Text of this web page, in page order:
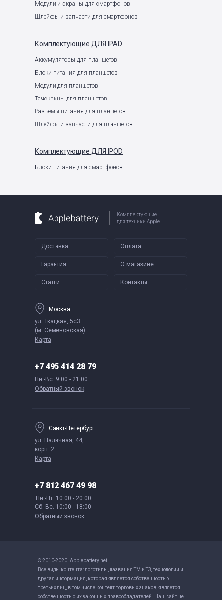
Модули и экраны для смартфонов
Шлейфы и запчасти для смартфонов
Комплектующие ДЛЯ IPAD
Аккумуляторы для планшетов
Блоки питания для планшетов
Модули для планшетов
Тачскрины для планшетов
Разъемы питания для планшетов
Шлейфы и запчасти для планшетов
Комплектующие ДЛЯ IPOD
Блоки питания для смартфонов
Комплектующие
для техники Apple
Доставка Оплата
Гарантия О магазине
Статьи Контакты
Москва
ул. Ткацкая, 5с3
(м. Семеновская)
Карта
+7 495 414 28 79
Пн.-Вс. 9:00 - 21:00
Обратный звонок
Санкт-Петербург
ул. Наличная, 44,
корп. 2
Карта
+7 812 467 49 98
Пн.-Пт. 10:00 - 20:00
Сб.-Вс. 10:00 - 18:00
Обратный звонок
© 2010-2020. Applebattery.net
Все виды контента: логотипы, названия ТМ и ТЗ, технологии и
другая информация, которая является собственностью
третьих лиц, в том числе контент торговых знаков, является
собственностью их законных правообладателей. Наш сайт не